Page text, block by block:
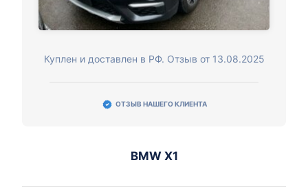
Куплен и доставлен в РФ. Отзыв от 13.08.2025
ОТЗЫВ НАШЕГО КЛИЕНТА
BMW X1